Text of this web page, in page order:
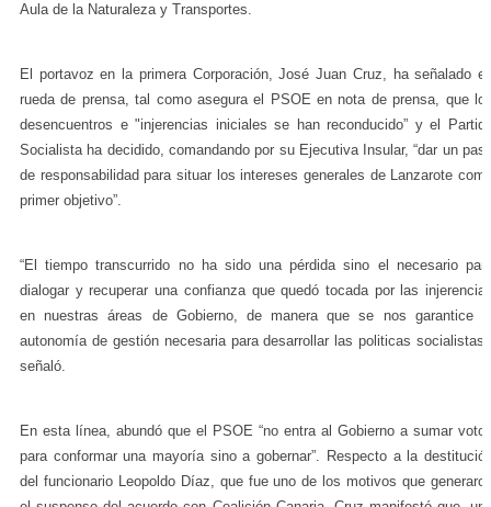
Aula de la Naturaleza y Transportes.
El portavoz en la primera Corporación, José Juan Cruz, ha señalado
rueda de prensa, tal como asegura el PSOE en nota de prensa, que
desencuentros e "injerencias iniciales se han reconducido” y el
Socialista ha decidido, comandando por su Ejecutiva Insular, “dar un
de responsabilidad para situar los intereses generales de Lanzarote
primer objetivo”.
“El tiempo transcurrido no ha sido una pérdida sino el necesario
dialogar y recuperar una confianza que quedó tocada por las
en nuestras áreas de Gobierno, de manera que se nos garantice
autonomía de gestión necesaria para desarrollar las politicas
señaló.
En esta línea, abundó que el PSOE “no entra al Gobierno a sumar
para conformar una mayoría sino a gobernar”. Respecto a la
del funcionario Leopoldo Díaz, que fue uno de los motivos que